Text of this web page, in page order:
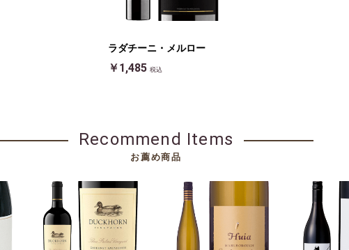
ラダチーニ・メルロー
￥1,485 税込
Recommend Items
お薦め商品